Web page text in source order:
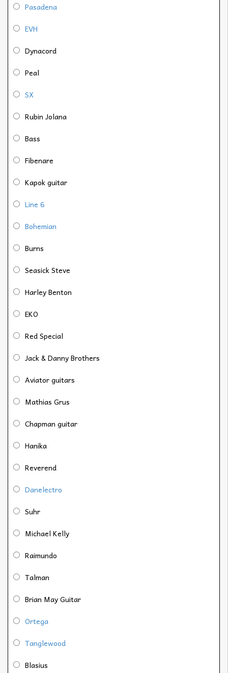
Pasadena
EVH
Dynacord
Peal
SX
Rubin Jolana
Bass
Fibenare
Kapok guitar
Line 6
Bohemian
Burns
Seasick Steve
Harley Benton
EKO
Red Special
Jack & Danny Brothers
Aviator guitars
Mathias Grus
Chapman guitar
Hanika
Reverend
Danelectro
Suhr
Michael Kelly
Raimundo
Talman
Brian May Guitar
Ortega
Tanglewood
Blasius